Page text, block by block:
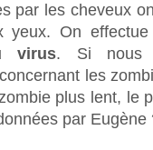
par les cheveux
yeux. On
virus. Si nous
les
plus lent, le
par Eugène